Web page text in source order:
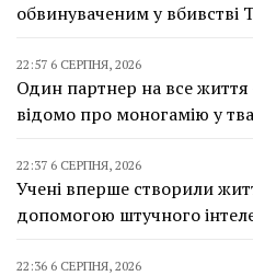
обвинуваченим у вбивстві
22:57 6 СЕРПНЯ, 2026
Один партнер на все життя
відомо про моногамію у
22:37 6 СЕРПНЯ, 2026
Учені вперше створили
допомогою штучного
22:36 6 СЕРПНЯ, 2026